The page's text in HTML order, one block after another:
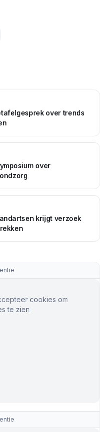
over trends
over
krijgt verzoek
cookies om
te zien